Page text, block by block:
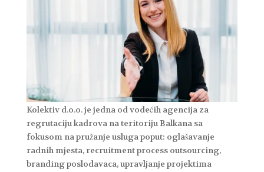
Kolektiv d.o.o. je jedna od vodećih agencija za
regrutaciju kadrova na teritoriju Balkana sa
fokusom na pružanje usluga poput: oglašavanje
radnih mjesta, recruitment process outsourcing,
branding poslodavaca, upravljanje projektima